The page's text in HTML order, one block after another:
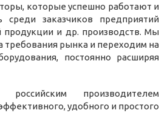
которые успешно работают и
среди заказчиков предприятий
продукции и др. производств. Мы
требования рынка и переходим на
постоянно расширяя
производителем
удобного и простого